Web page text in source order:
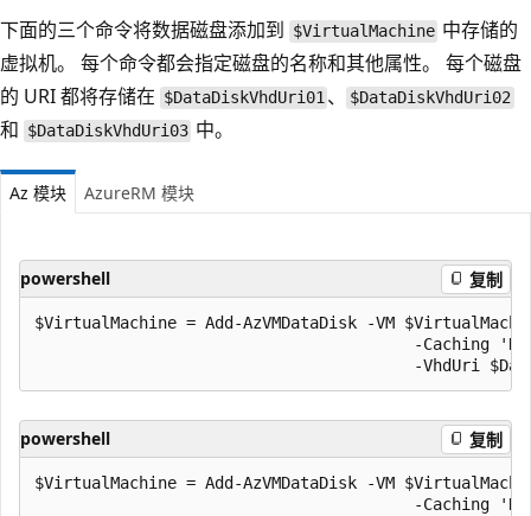
下面的三个命令将数据磁盘添加到 $VirtualMachine 中存储的
虚拟机。 每个命令都会指定磁盘的名称和其他属性。 每个磁盘
的 URI 都将存储在 $DataDiskVhdUri01 、 $DataDiskVhdUri02
和 $DataDiskVhdUri03 中。
Az 模块 AzureRM 模块
powershell 复制
$VirtualMachine = Add-AzVMDataDisk -VM
-Caching
powershell 复制
$VirtualMachine = Add-AzVMDataDisk -VM
-Caching